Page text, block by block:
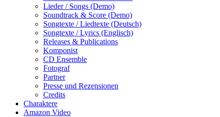
Lieder / Songs (Demo)
Soundtrack & Score (Demo)
Songtexte / Liedtexte (Deutsch)
Songtexte / Lyrics (Englisch)
Releases & Publications
Komponist
CD Ensemble
Fotograf
Partner
Presse und Rezensionen
Credits
Charaktere
Amazon Video